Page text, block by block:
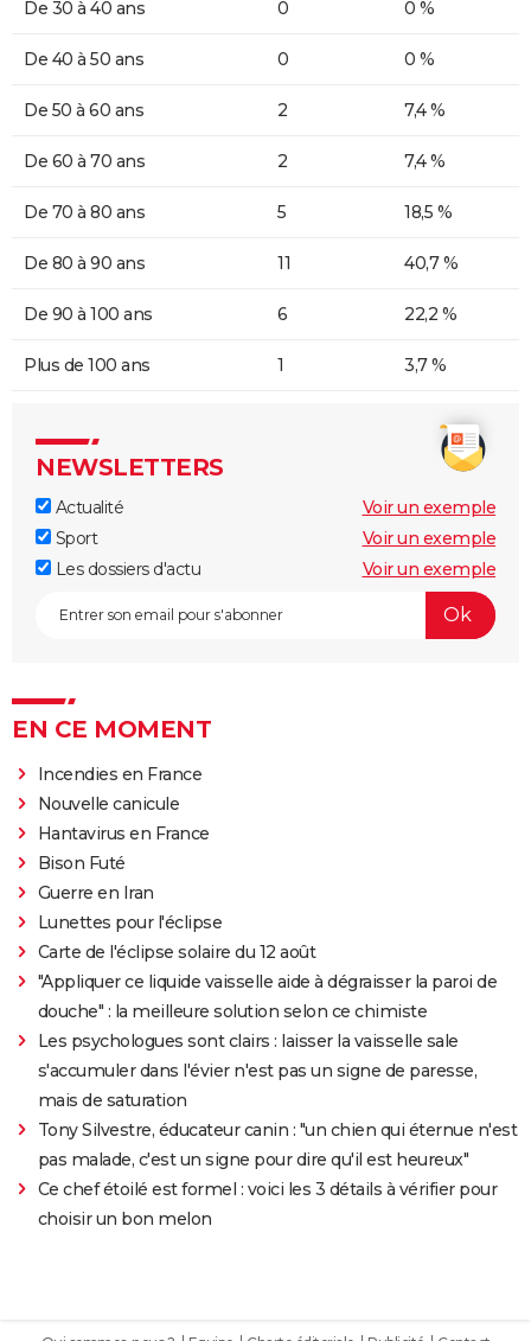
De 30 à 40 ans 0 0 %
De 40 à 50 ans 0 0 %
De 50 à 60 ans 2 7,4 %
De 60 à 70 ans 2 7,4 %
De 70 à 80 ans 5 18,5 %
De 80 à 90 ans 11 40,7 %
De 90 à 100 ans 6 22,2 %
Plus de 100 ans 1 3,7 %
NEWSLETTERS
Actualité
Voir un exemple
Sport
Voir un exemple
Les dossiers d'actu
Voir un exemple
EN CE MOMENT
Incendies en France
Nouvelle canicule
Hantavirus en France
Bison Futé
Guerre en Iran
Lunettes pour l'éclipse
Carte de l'éclipse solaire du 12 août
"Appliquer ce liquide vaisselle aide à dégraisser la paroi de
douche" : la meilleure solution selon ce chimiste
Les psychologues sont clairs : laisser la vaisselle sale
s'accumuler dans l'évier n'est pas un signe de paresse,
mais de saturation
Tony Silvestre, éducateur canin : "un chien qui éternue n'est
pas malade, c'est un signe pour dire qu'il est heureux"
Ce chef étoilé est formel : voici les 3 détails à vérifier pour
choisir un bon melon